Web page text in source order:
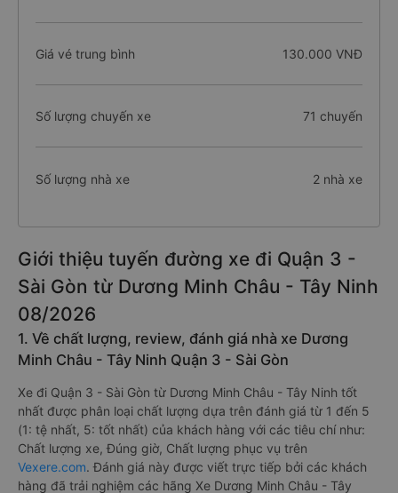
Giá vé trung bình 130.000 VNĐ
Số lượng chuyến xe 71 chuyến
Số lượng nhà xe 2 nhà xe
Giới thiệu tuyến đường xe đi Quận 3 -
Sài Gòn từ Dương Minh Châu - Tây Ninh
08/2026
1. Về chất lượng, review, đánh giá nhà xe Dương
Minh Châu - Tây Ninh Quận 3 - Sài Gòn
Xe đi Quận 3 - Sài Gòn từ Dương Minh Châu - Tây Ninh tốt
nhất được phân loại chất lượng dựa trên đánh giá từ 1 đến 5
(1: tệ nhất, 5: tốt nhất) của khách hàng với các tiêu chí như:
Chất lượng xe, Đúng giờ, Chất lượng phục vụ trên
Vexere.com. Đánh giá này được viết trực tiếp bởi các khách
hàng đã trải nghiệm các hãng Xe Dương Minh Châu - Tây